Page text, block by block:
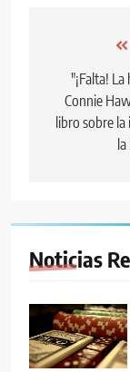
"¡Falta!
Connie
libro sobre la
Noticias